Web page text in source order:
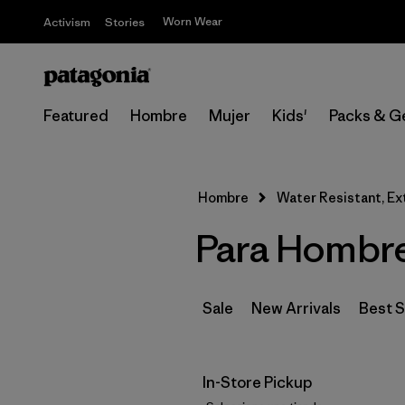
Activism Stories Worn Wear
Featured Hombre Mujer Kids' Packs &
Hombre Water Resistant,
Para
Sale New Arrivals Best
In-Store Pickup